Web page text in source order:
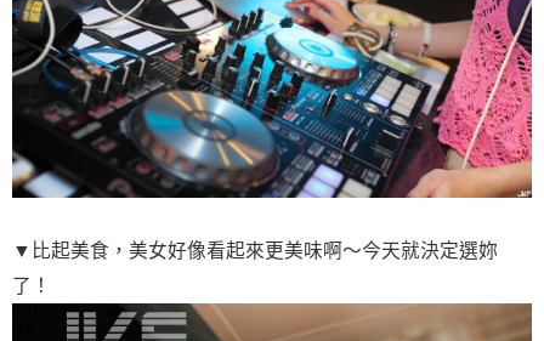
▼比起美食，美女好像看起來更美味啊～今天就決定選妳
了！